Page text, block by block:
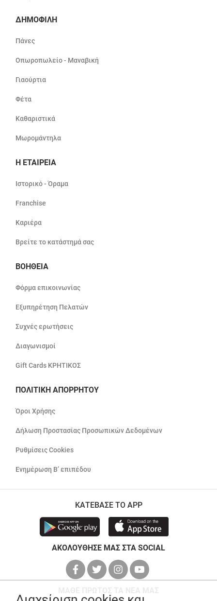
ΔΗΜΟΦΙΛΗ
Πάνες
Οπωροπωλείο - Μαναβική
Γιαούρτια
Φέτα
Καθαριστικά
Μωρομάντηλα
Η ΕΤΑΙΡΕΙΑ
Ιστορικό - Όραμα
Franchise
Καριέρα
Βρείτε το κατάστημά σας
ΒΟΗΘΕΙΑ
Φόρμα επικοινωνίας
Εξυπηρέτηση Πελατών
Συχνές ερωτήσεις
Διαγωνισμοί
Gift Cards ΚΡΗΤΙΚΟΣ
ΠΟΛΙΤΙΚΗ ΑΠΟΡΡΗΤΟΥ
Όροι Χρήσης
Δήλωση Προστασίας Προσωπικών Δεδομένων
Ρυθμίσεις Cookies
Ενημέρωση Β’ επιπέδου
ΚΑΤΕΒΑΣΕ ΤΟ APP
ΑΚΟΛΟΥΘΗΣΕ ΜΑΣ ΣΤΑ SOCIAL